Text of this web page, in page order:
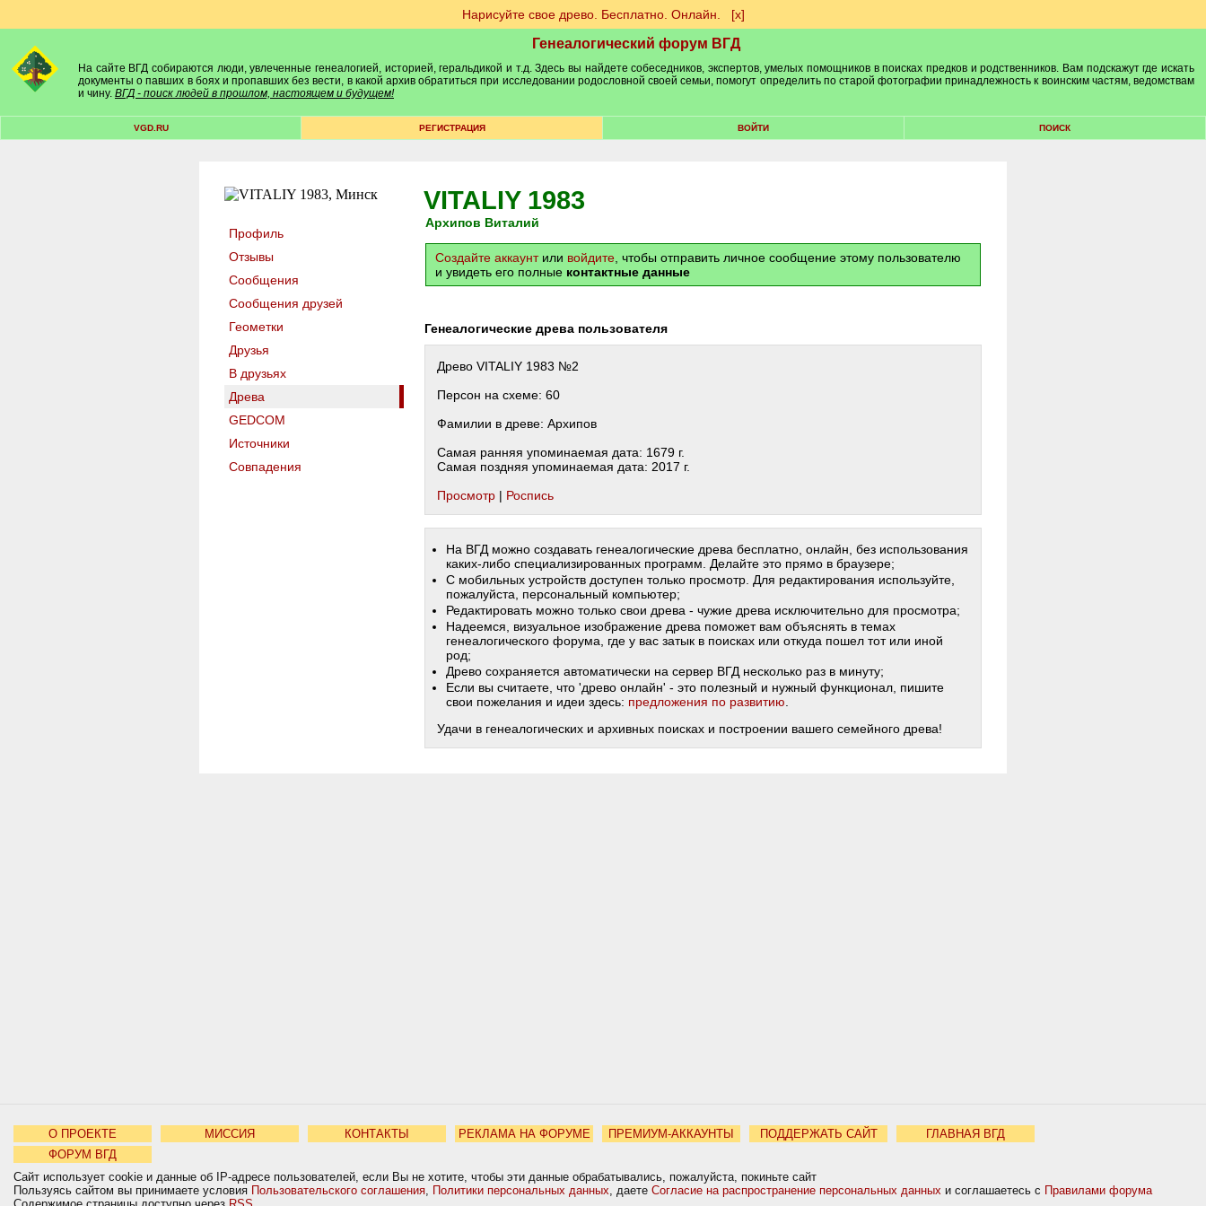
Нарисуйте свое древо. Бесплатно. Онлайн. [х]
Генеалогический форум ВГД
На сайте ВГД собираются люди, увлеченные генеалогией, историей, геральдикой и т.д. Здесь вы найдете собеседников, экспертов, умелых помощников в поисках предков и родственников. Вам подскажут где искать
документы о павших в боях и пропавших без вести, в какой архив обратиться при исследовании родословной своей семьи, помогут определить по старой фотографии принадлежность к воинским частям, ведомствам
и чину. ВГД - поиск людей в прошлом, настоящем и будущем!
VGD.RU РЕГИСТРАЦИЯ ВОЙТИ ПОИСК
Профиль
Отзывы
Сообщения
Сообщения друзей
Геометки
Друзья
В друзьях
Древа
GEDCOM
Источники
Совпадения
VITALIY 1983
Архипов Виталий
Создайте аккаунтили войдите , чтобы отправить личное сообщение этому пользователю
и увидеть его полные контактные данные
Генеалогические древа пользователя
Древо VITALIY 1983 №2
Персон на схеме: 60
Фамилии в древе: Архипов
Самая ранняя упоминаемая дата: 1679 г.
Самая поздняя упоминаемая дата: 2017 г.
Просмотр | Роспись
На ВГД можно создавать генеалогические древа бесплатно, онлайн, без использования
каких-либо специализированных программ. Делайте это прямо в браузере;
С мобильных устройств доступен только просмотр. Для редактирования используйте,
пожалуйста, персональный компьютер;
Редактировать можно только свои древа - чужие древа исключительно для просмотра;
Надеемся, визуальное изображение древа поможет вам объяснять в темах
генеалогического форума, где у вас затык в поисках или откуда пошел тот или иной
род;
Древо сохраняется автоматически на сервер ВГД несколько раз в минуту;
Если вы считаете, что 'древо онлайн' - это полезный и нужный функционал, пишите
свои пожелания и идеи здесь: предложения по развитию
Удачи в генеалогических и архивных поисках и построении вашего семейного древа!
О ПРОЕКТЕ МИССИЯ КОНТАКТЫ РЕКЛАМА НА ФОРУМЕ ПРЕМИУМ-АККАУНТЫ ПОДДЕРЖАТЬ САЙТ
ГЛАВНАЯ ВГД
ФОРУМ ВГД
Сайт использует cookie и данные об IP-адресе пользователей, если Вы не хотите, чтобы эти данные обрабатывались, пожалуйста, покиньте сайт
Пользуясь сайтом вы принимаете условия Пользовательского соглашения, Политики персональных данных, даете Согласие на распространение персональных данных и соглашаетесь с Правилами форума